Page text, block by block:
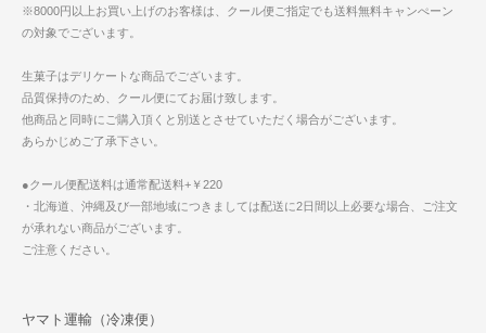
※8000円以上お買い上げのお客様は、クール便ご指定でも送料無料キャンぺーン
の対象でございます。
生菓子はデリケートな商品でございます。
品質保持のため、クール便にてお届け致します。
他商品と同時にご購入頂くと別送とさせていただく場合がございます。
あらかじめご了承下さい。
●クール便配送料は通常配送料+￥220
・北海道、沖縄及び一部地域につきましては配送に2日間以上必要な場合、ご注文
が承れない商品がございます。
ご注意ください。
ヤマト運輸（冷凍便）